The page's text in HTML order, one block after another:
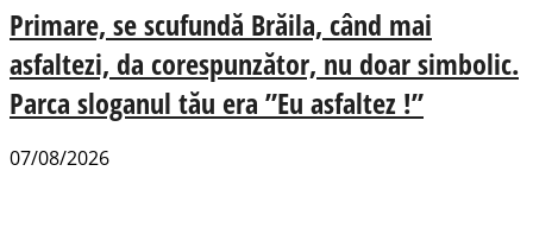
Primare, se scufundă Brăila, când mai
asfaltezi, da corespunzător, nu doar simbolic.
Parca sloganul tău era ”Eu asfaltez !”
07/08/2026